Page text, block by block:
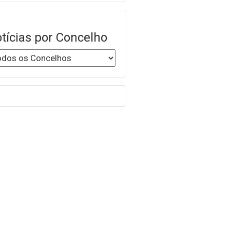
por Concelho